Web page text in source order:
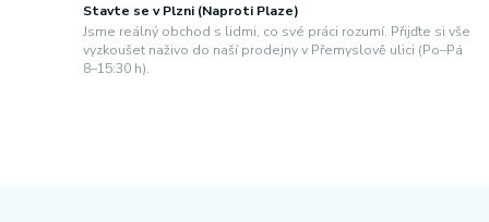
Stavte se v Plzni (Naproti Plaze)
Jsme reálný obchod s lidmi, co své práci rozumí. Přijďte si vše
vyzkoušet naživo do naší prodejny v Přemyslově ulici (Po–Pá
8–15:30 h).